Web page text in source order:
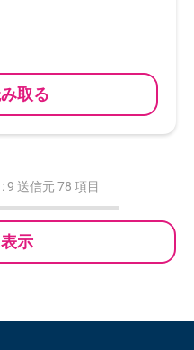
取る
9 送信元 78 項目
示